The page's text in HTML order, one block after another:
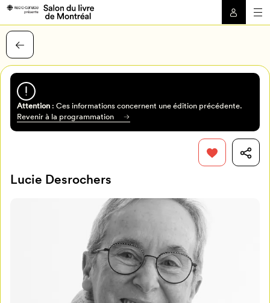
Attention: Ces informations concernent une édition précédente.
Revenir à la programmation
Lucie Desrochers